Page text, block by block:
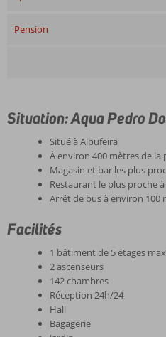
Pension
Situation: Aqua Pedro
Situé à Albufeira
À environ 400 mètres de la
Magasin et bar les plus
Restaurant le plus proche
Arrêt de bus à environ 100
Facilités
1 bâtiment de 5 étages
2 ascenseurs
142 chambres
Réception 24h/24
Hall
Bagagerie